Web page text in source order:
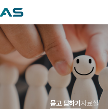
묻고 답하기 자료실